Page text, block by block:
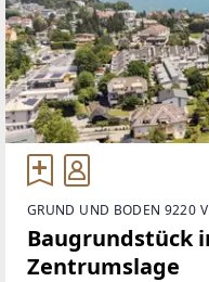
GRUND UND BODEN 9220
Baugrundstück
Zentrumslage